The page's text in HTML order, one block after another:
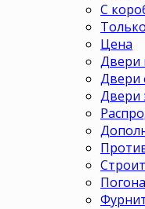
С
Цена
Двери
Двери
Двери